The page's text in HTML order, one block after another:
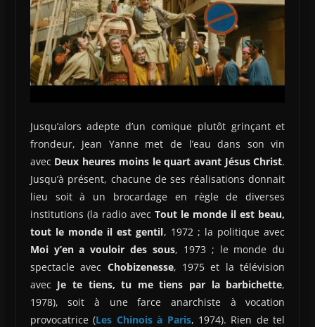
Jusqu’alors adepte d’un comique plutôt grinçant et
frondeur, Jean Yanne met de l’eau dans son vin
avec Deux heures moins le quart avant Jésus Christ.
Jusqu’à présent, chacune de ses réalisations donnait
lieu soit à un brocardage en règle de diverses
institutions (la radio avec Tout le monde il est beau,
tout le monde il est gentil, 1972 ; la politique avec
Moi y’en a vouloir des sous, 1973 ; le monde du
spectacle avec Chobizenesse, 1975 et la télévision
avec Je te tiens, tu me tiens par la barbichette,
1978), soit à une farce anarchiste à vocation
provocatrice (Les Chinois à Paris, 1974). Rien de tel